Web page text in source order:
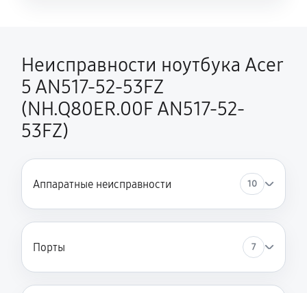
Неисправности ноутбука Acer
5 AN517-52-53FZ
(NH.Q80ER.00F AN517-52-
53FZ)
Аппаратные неисправности 10
Порты 7